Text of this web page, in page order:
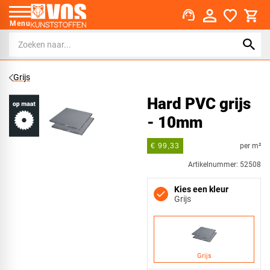
Menu support_agent
Grijs
Hard PVC grijs
- 10mm
€ 99,33 per m²
Artikelnummer: 52508
Kies een kleur
Grijs
Grijs